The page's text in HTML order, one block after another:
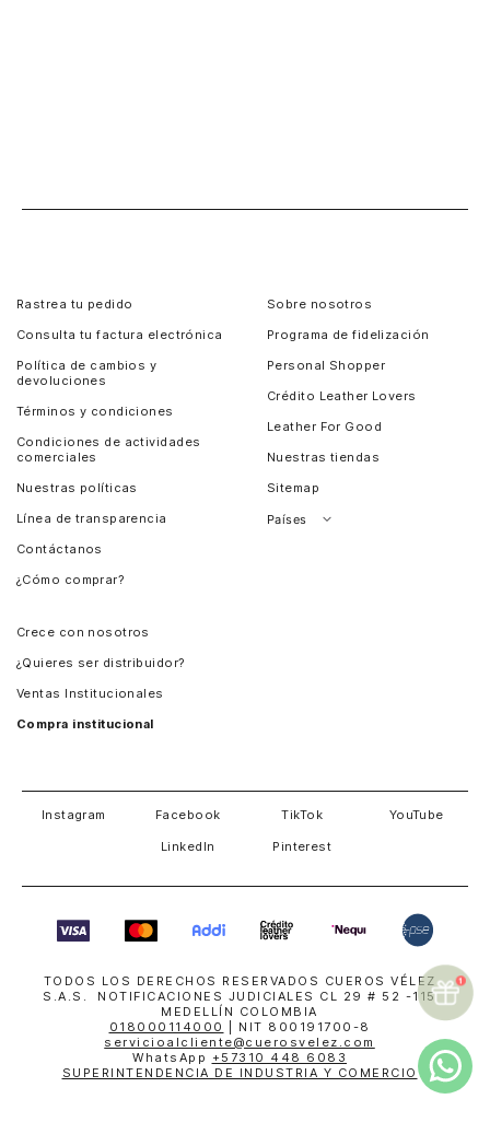
Rastrea tu pedido
Consulta tu factura electrónica
Política de cambios y
devoluciones
Términos y condiciones
Condiciones de actividades
comerciales
Nuestras políticas
Línea de transparencia
Contáctanos
¿Cómo comprar?
Sobre nosotros
Programa de fidelización
Personal Shopper
Crédito Leather Lovers
Leather For Good
Nuestras tiendas
Sitemap
Países
Crece con nosotros
¿Quieres ser distribuidor?
Ventas Institucionales
Compra institucional
Instagram Facebook TikTok YouTube
LinkedIn Pinterest
TODOS LOS DERECHOS RESERVADOS CUEROS VÉLEZ
S.A.S. NOTIFICACIONES JUDICIALES CL 29 # 52 -115
MEDELLÍN COLOMBIA
018000114000
| NIT 800191700-8
servicioalcliente@cuerosvelez.com
WhatsApp +57310 448 6083
SUPERINTENDENCIA DE INDUSTRIA Y COMERCIO